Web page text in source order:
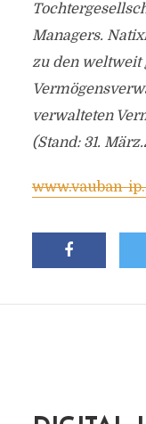
Managers.
zu den weltweit
verwalteten
(Stand: 31.
www.vauban-